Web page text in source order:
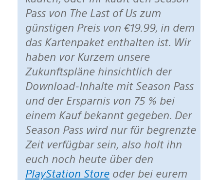
Pass von The Last of Us zum
günstigen Preis von €19.99, in dem
das Kartenpaket enthalten ist. Wir
haben vor Kurzem unsere
Zukunftspläne hinsichtlich der
Download-Inhalte mit Season Pass
und der Ersparnis von 75 % bei
einem Kauf bekannt gegeben. Der
Season Pass wird nur für begrenzte
Zeit verfügbar sein, also holt ihn
euch noch heute über den
PlayStation Storeoder bei eurem